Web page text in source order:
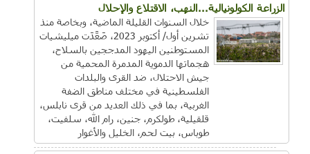
الزراعة الكولونيالية...النهب، الاقتلاع والإحلال
خلال السنوات القليلة الماضية، وبخاصة منذ
تشرين أول/ أكتوبر 2023، صَعَّدَت ميليشيات
المستوطنين اليهود المدججين بالسلاح،
هجماتها الدموية المدمرة المحمية من
جيش الاحتلال، ضد القرى والبلدات
الفلسطينية في مختلف مناطق الضفة
الغربية، بما في ذلك العديد من قرى نابلس،
قلقيلية، طولكرم، جنين، رام الله، سلفيت،
طوباس، بيت لحم، الخليل والأغوار